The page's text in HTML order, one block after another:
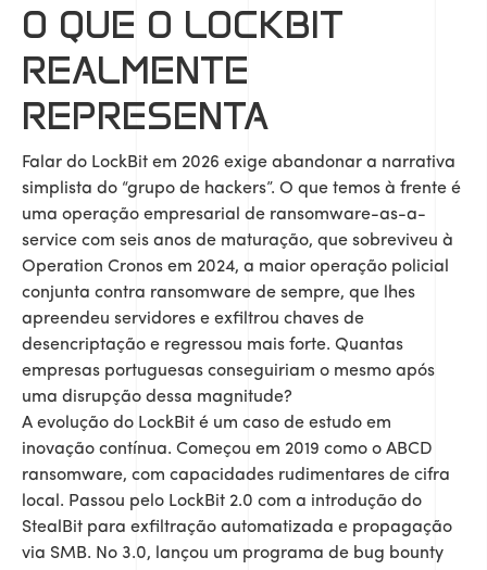
O QUE O LOCKBIT
REALMENTE
REPRESENTA
Falar do LockBit em 2026 exige abandonar a narrativa
simplista do “grupo de hackers”. O que temos à frente é
uma operação empresarial de ransomware-as-a-
service com seis anos de maturação, que sobreviveu à
Operation Cronos em 2024, a maior operação policial
conjunta contra ransomware de sempre, que lhes
apreendeu servidores e exfiltrou chaves de
desencriptação e regressou mais forte. Quantas
empresas portuguesas conseguiriam o mesmo após
uma disrupção dessa magnitude?
A evolução do LockBit é um caso de estudo em
inovação contínua. Começou em 2019 como o ABCD
ransomware, com capacidades rudimentares de cifra
local. Passou pelo LockBit 2.0 com a introdução do
StealBit para exfiltração automatizada e propagação
via SMB. No 3.0, lançou um programa de bug bounty